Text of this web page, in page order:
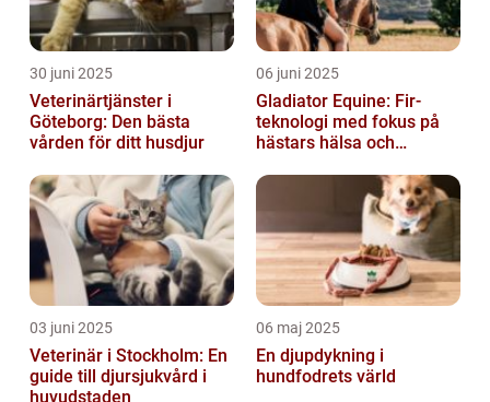
30 juni 2025
Veterinärtjänster i
Göteborg: Den bästa
vården för ditt husdjur
06 juni 2025
Gladiator Equine: Fir-
teknologi med fokus på
hästars hälsa och
03 juni 2025
Veterinär i Stockholm: En
guide till djursjukvård i
huvudstaden
06 maj 2025
En djupdykning i
hundfodrets värld